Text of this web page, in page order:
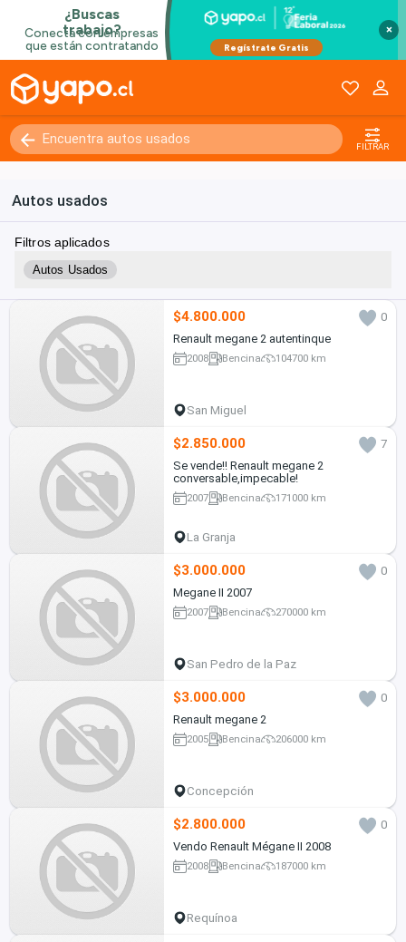
×
FILTRAR
Autos usados
Filtros aplicados
Autos Usados
$4.800.000
0
Renault megane 2 autentinque
2008 Bencina 104700 km
San Miguel
$2.850.000
7
Se vende!! Renault megane 2
conversable,impecable!
2007 Bencina 171000 km
La Granja
$3.000.000
0
Megane II 2007
2007 Bencina 270000 km
San Pedro de la Paz
$3.000.000
0
Renault megane 2
2005 Bencina 206000 km
Concepción
$2.800.000
0
Vendo Renault Mégane II 2008
2008 Bencina 187000 km
Requínoa